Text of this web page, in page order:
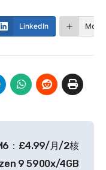
LinkedIn More
：£4.99/月/2核
9 5900x/4GB